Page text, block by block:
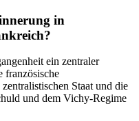
in
ein zentraler
französische
Staat und die
und dem Vichy-Regime